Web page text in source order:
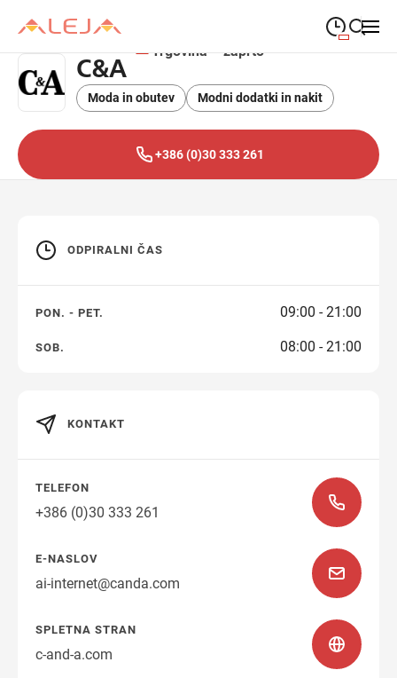
Close search
ponedeljek
PONEDELJEK
torek
sreda
petek
PETEK
sobota
Navodila za pot
Trgovina – zaprto
C&A
Moda in obutev Modni dodatki in nakit
+386 (0)30 333 261
ODPIRALNI ČAS
PON. - PET. 09:00 - 21:00
SOB. 08:00 - 21:00
KONTAKT
TELEFON
+386 (0)30 333 261
E-NASLOV
ai-internet@canda.com
SPLETNA STRAN
c-and-a.com